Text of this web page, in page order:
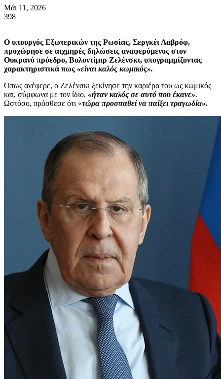
Μάι 11, 2026
398
Ο υπουργός Εξωτερικών της Ρωσίας, Σεργκέι Λαβρόφ,
προχώρησε σε αιχμηρές δηλώσεις αναφερόμενος στον
Ουκρανό πρόεδρο, Βολοντίμιρ Ζελένσκι, υπογραμμίζοντας
χαρακτηριστικά πως «είναι καλός κωμικός».
Όπως ανέφερε, ο Ζελένσκι ξεκίνησε την καριέρα του ως κωμικός
και, σύμφωνα με τον ίδιο, «ήταν καλός σε αυτό που έκανε».
Ωστόσο, πρόσθεσε ότι «τώρα προσπαθεί να παίξει τραγωδία».